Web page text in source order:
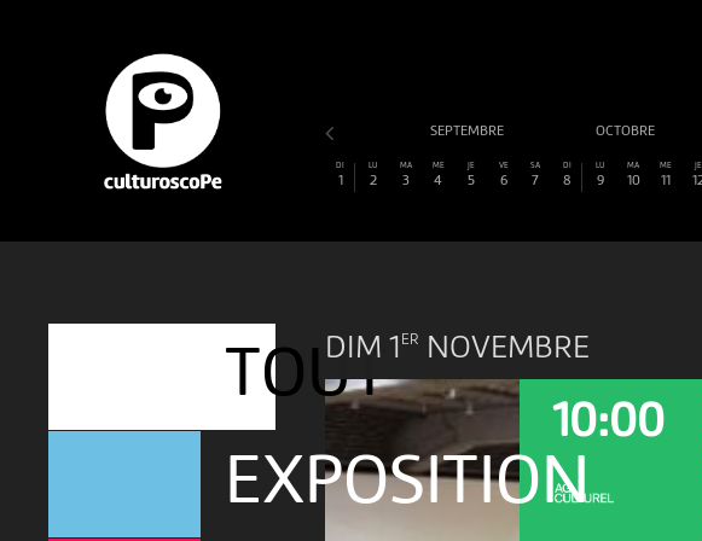
AOÛT SEPTEMBRE OCTOBRE
DI
1
LU
2
MA
3
ME
4
JE
5
VE
6
SA
7
DI
8
LU
9
MA
10
ME
11
JE
TOUT
EXPOSITION
DIM 1 ER NOVEMBRE
10:00